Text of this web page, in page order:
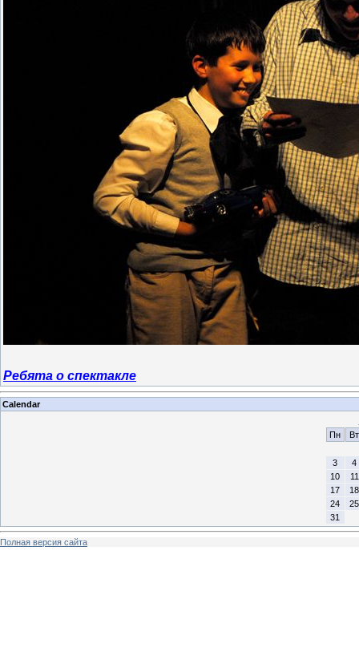
Ребята о спектакле
Calendar
Пн
Вт
3
4
10
11
17
18
24
25
31
Полная версия сайта